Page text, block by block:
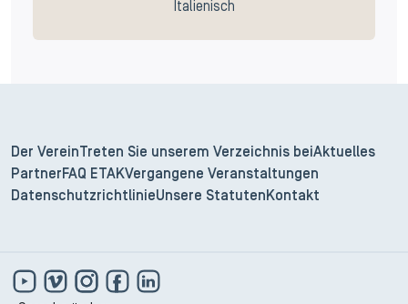
Italienisch
Der Verein Treten Sie unserem Verzeichnis bei Aktuelles
Partner FAQ ETAKVergangene Veranstaltungen
DatenschutzrichtlinieUnsere Statuten Kontakt